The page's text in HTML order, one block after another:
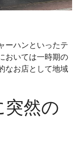
ーハンといったテ
おいては一時期の
なお店として地域
突然の